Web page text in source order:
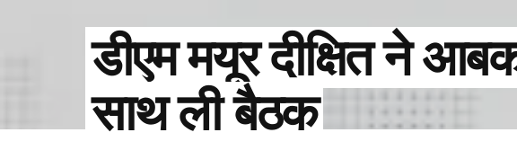
डीएम मयूर दीक्षित ने
साथ ली बैठक